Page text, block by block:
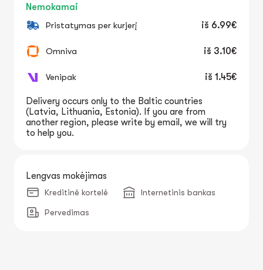
Nemokamai
Pristatymas per kurjerį
iš 6.99€
Omniva iš 3.10€
Venipak iš 1.45€
Delivery occurs only to the Baltic countries
(Latvia, Lithuania, Estonia). If you are from
another region, please write by email, we will try
to help you.
Lengvas mokėjimas
Kreditinė kortelė Internetinis bankas
Pervedimas